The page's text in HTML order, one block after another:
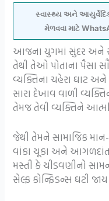
સ્વાસ્થ્ય અને આયુર્વેદિક
મેળવવા માટે
આજના યુગમાં સુંદર અને
તેથી તેઓ પોતાના પૈસા
વ્યક્તિના ચહેરા ઘાટ
સારા દેખાવ વાળી
તેમજ તેવી વ્યક્તિને
જેથી તેમને સામાજિક
વાંકા ચૂકા અને
મસ્તી કે ચીડવણીનો
સેલ્ફ કોન્ફિડન્સ ઘટી